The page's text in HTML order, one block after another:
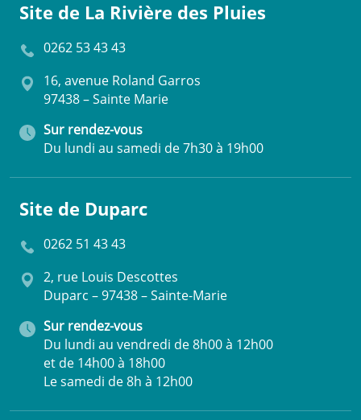
Site de La Rivière des Pluies
0262 53 43 43
16, avenue Roland Garros
97438 – Sainte Marie
Sur rendez-vous
Du lundi au samedi de 7h30 à 19h00
Site de Duparc
0262 51 43 43
2, rue Louis Descottes
Duparc – 97438 – Sainte-Marie
Sur rendez-vous
Du lundi au vendredi de 8h00 à 12h00
et de 14h00 à 18h00
Le samedi de 8h à 12h00